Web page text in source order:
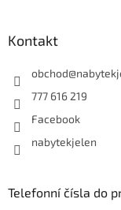
Kontakt
obchod@
777 616 219
Facebook
nabytekjelen
Telefonní čísla do